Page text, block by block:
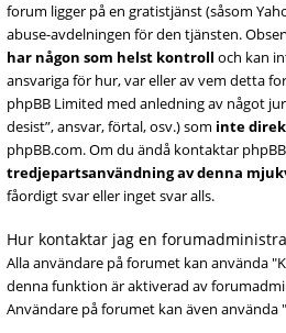
forum ligger på en gratistjänst (såsom
abuse-avdelningen för den tjänsten.
har någon som helst kontroll och kan
ansvariga för hur, var eller av vem detta
phpBB Limited med anledning av något
desist”, ansvar, förtal, osv.) som inte
phpBB.com. Om du ändå kontaktar
tredjepartsanvändning av denna
fåordigt svar eller inget svar alls.
Hur kontaktar jag en
Alla användare på forumet kan använda
denna funktion är aktiverad av
Användare på forumet kan även använda